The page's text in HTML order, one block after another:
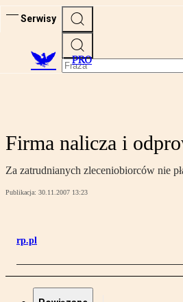
Serwisy
PRO
Firma nalicza i
Za zatrudnianych zleceniobiorców nie
Publikacja: 30.11.2007 13:23
rp.pl